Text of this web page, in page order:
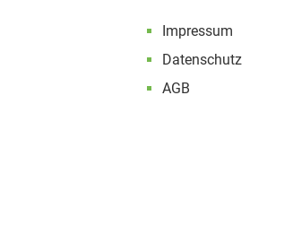
Impressum
Datenschutz
AGB